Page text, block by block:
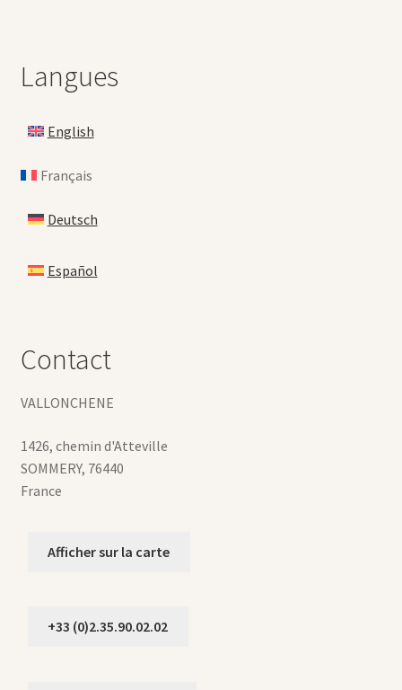
Langues
English
Français
Deutsch
Español
Contact
VALLONCHENE
1426, chemin d'Atteville
SOMMERY, 76440
France
Afficher sur la carte
+33 (0)2.35.90.02.02